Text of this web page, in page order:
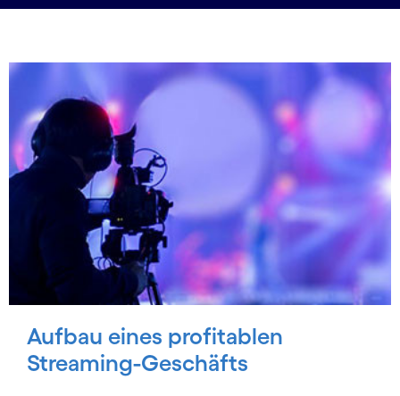
Aufbau eines profitablen
Streaming-Geschäfts